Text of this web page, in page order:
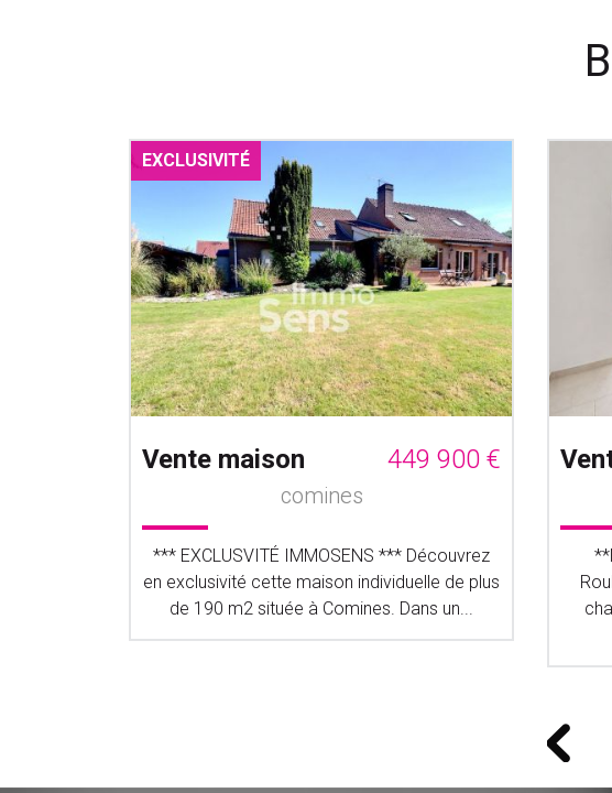
EXCLUSIVITÉ
Vente maison 449 900 €
comines
*** EXCLUSVITÉ IMMOSENS *** Découvrez
en exclusivité cette maison individuelle de plus
de 190 m2 située à Comines. Dans un...